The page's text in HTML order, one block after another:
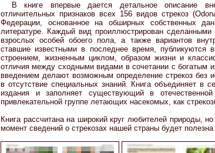
В книге впервые дается детальное описание
отличительных признаков всех 156 видов стрекоз
Федерации, основанное на обширных собственных
литературе. Каждый вид проиллюстрирован
взрослых особей обоего пола, а также вариантов
ставшие известными в последнее время, публикуются
строением, жизненным циклом, образом жизни и
отличия между сходными видами в сочетании с богатым
введением делают возможным определение стрекоз без
в отсутствие специальных знаний. Книга объединяет в
издания и заполняет существующий в
привлекательной группе летающих насекомых, как
Книга рассчитана на широкий круг любителей природы,
момент сведений о стрекозах нашей страны будет